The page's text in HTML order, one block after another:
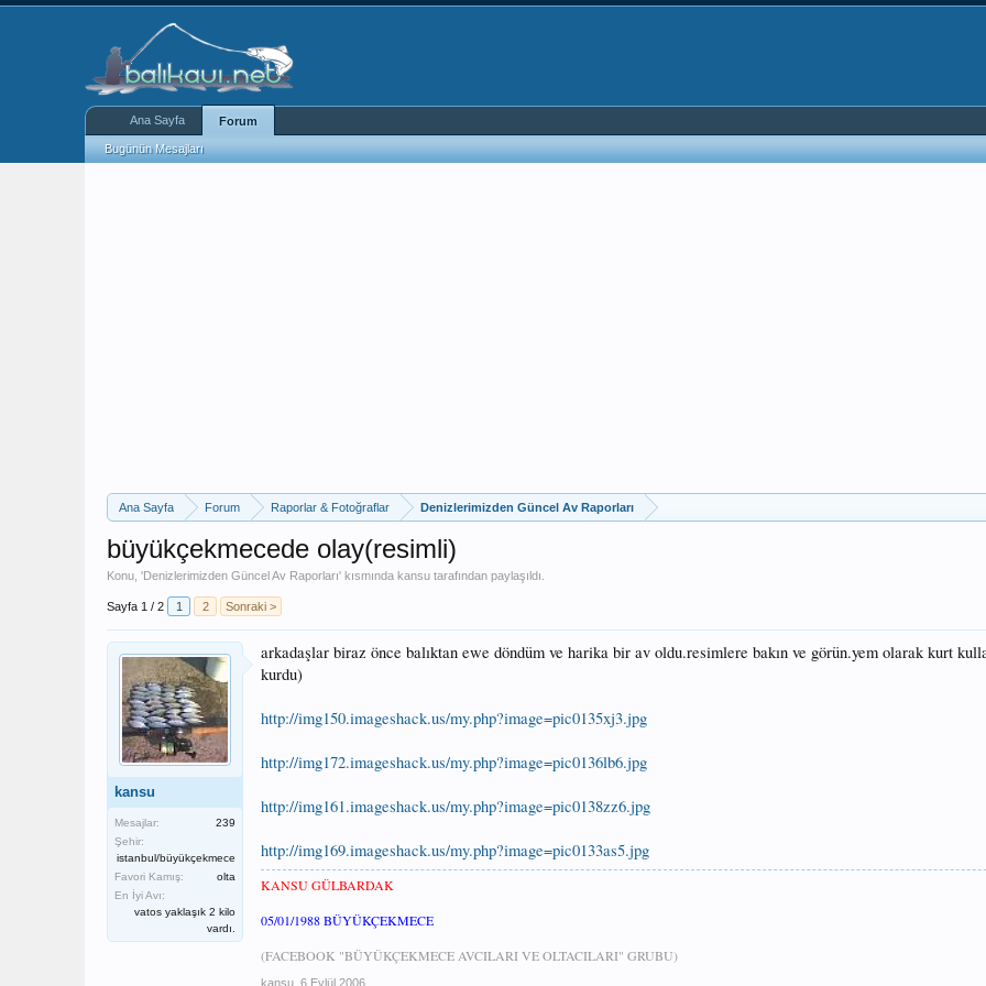
Ana Sayfa Forum Raporlar & Fotoğraflar Denizlerimizden Güncel Av Raporları
büyükçekmecede olay(resimli)
Konu, 'Denizlerimizden Güncel Av Raporları' kısmında kansu tarafından paylaşıldı.
Sayfa 1 / 2 1 2 Sonraki >
kansu
Mesajlar:
239
Şehir:
istanbul/büyükçekmece
Favori Kamış:
olta
En İyi Avı:
vatos yaklaşık 2 kilo
vardı.
arkadaşlar biraz önce balıktan ewe döndüm ve harika bir av oldu.resimlere bakın ve görün.yem olarak kurt
kurdu)
http://img150.imageshack.us/my.php?image=pic0135xj3.jpg
http://img172.imageshack.us/my.php?image=pic0136lb6.jpg
http://img161.imageshack.us/my.php?image=pic0138zz6.jpg
http://img169.imageshack.us/my.php?image=pic0133as5.jpg
KANSU GÜLBARDAK
05/01/1988 BÜYÜKÇEKMECE
(FACEBOOK "BÜYÜKÇEKMECE AVCILARI VE OLTACILARI" GRUBU)
kansu 6 Eylül 2006
Ana Sayfa Forum
Bugünün Mesajları